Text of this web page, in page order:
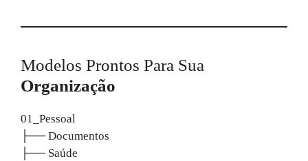
Modelos Prontos Para Sua
Organização
01_Pessoal
├── Documentos
├── Saúde